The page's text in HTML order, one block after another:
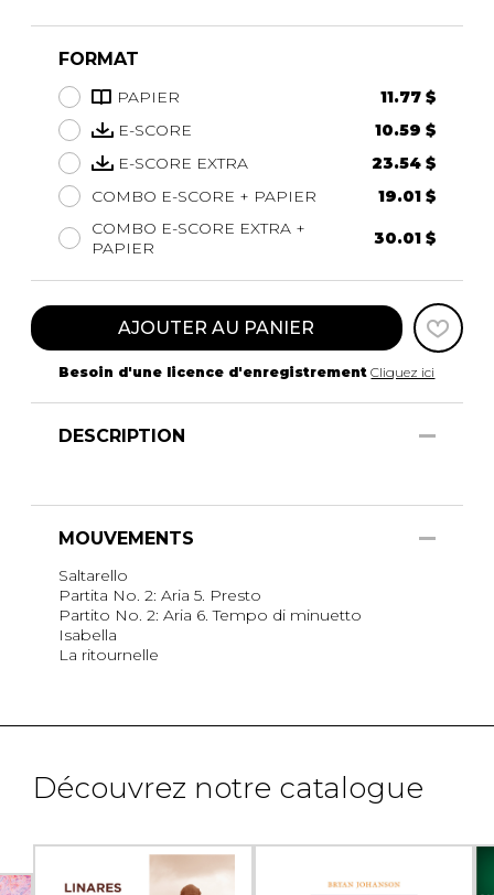
FORMAT
PAPIER
11.77 $
E-SCORE
10.59 $
E-SCORE EXTRA
23.54 $
COMBO E-SCORE + PAPIER
19.01 $
COMBO E-SCORE EXTRA +
PAPIER
30.01 $
AJOUTER AU PANIER
Besoin d'une licence d'enregistrement Cliquez ici
DESCRIPTION
MOUVEMENTS
Saltarello
Partita No. 2: Aria 5. Presto
Partito No. 2: Aria 6. Tempo di minuetto
Isabella
La ritournelle
Découvrez notre catalogue